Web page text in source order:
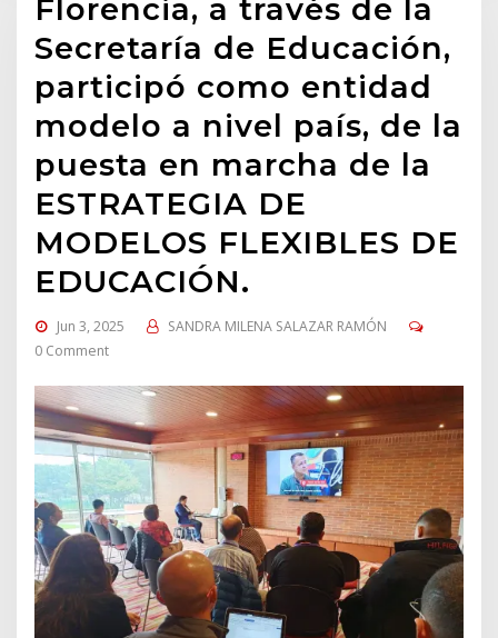
Florencia, a través de la
Secretaría de Educación,
participó como entidad
modelo a nivel país, de la
puesta en marcha de la
ESTRATEGIA DE
MODELOS FLEXIBLES DE
EDUCACIÓN.
Jun 3, 2025
SANDRA MILENA SALAZAR RAMÓN
0 Comment